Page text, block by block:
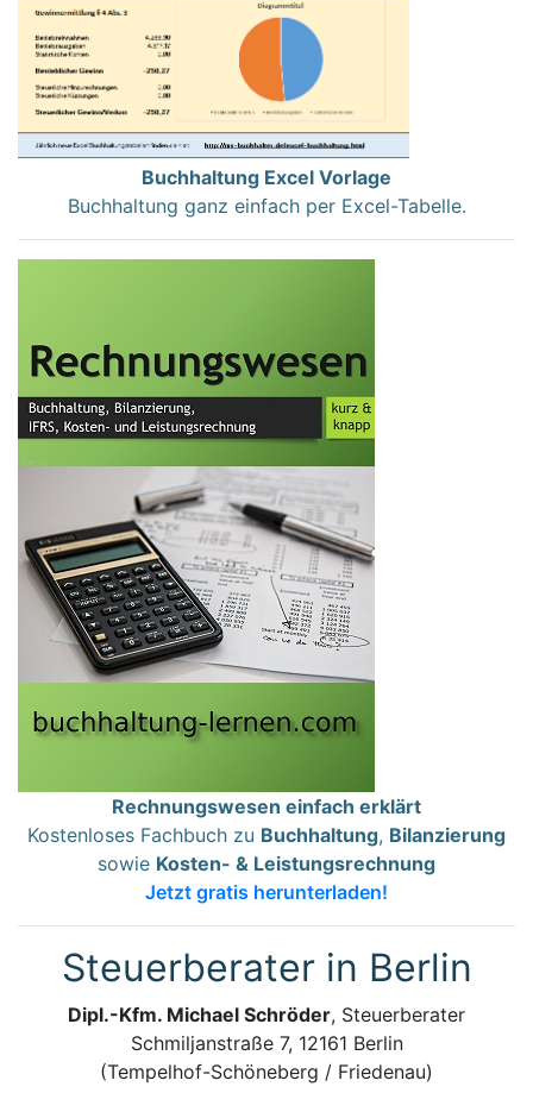
Buchhaltung Excel Vorlage
Buchhaltung ganz einfach per Excel-Tabelle.
Rechnungswesen einfach erklärt
Kostenloses Fachbuch zu Buchhaltung, Bilanzierung
sowie Kosten- & Leistungsrechnung
Jetzt gratis herunterladen!
Steuerberater in Berlin
Dipl.-Kfm. Michael Schröder, Steuerberater
Schmiljanstraße 7, 12161 Berlin
(Tempelhof-Schöneberg / Friedenau)